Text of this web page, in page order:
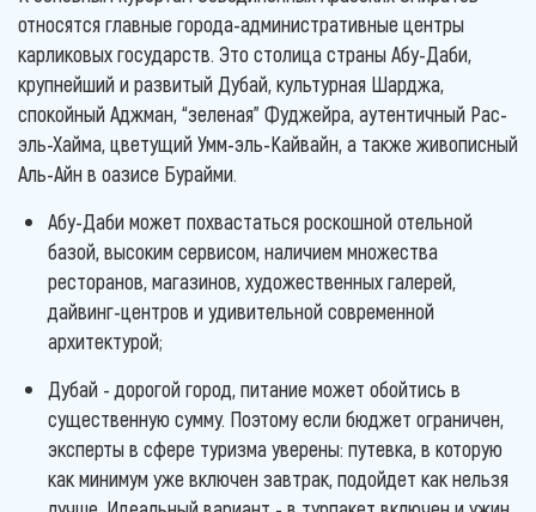
относятся главные города-административные центры
карликовых государств. Это столица страны Абу-Даби,
крупнейший и развитый Дубай, культурная Шарджа,
спокойный Аджман, “зеленая” Фуджейра, аутентичный Рас-
эль-Хайма, цветущий Умм-эль-Кайвайн, а также живописный
Аль-Айн в оазисе Бурайми.
Абу-Даби может похвастаться роскошной отельной
базой, высоким сервисом, наличием множества
ресторанов, магазинов, художественных галерей,
дайвинг-центров и удивительной современной
архитектурой;
Дубай - дорогой город, питание может обойтись в
существенную сумму. Поэтому если бюджет ограничен,
эксперты в сфере туризма уверены: путевка, в которую
как минимум уже включен завтрак, подойдет как нельзя